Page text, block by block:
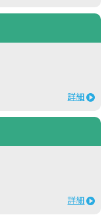
詳細
詳細